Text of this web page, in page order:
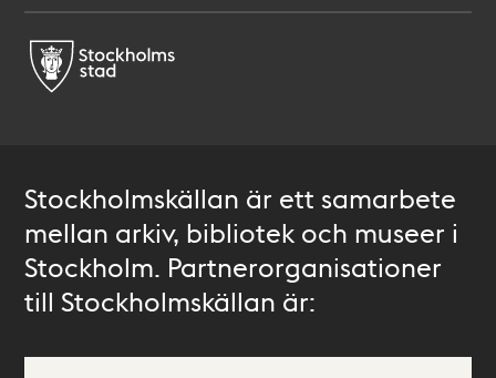
Stockholmskällan är ett samarbete
mellan arkiv, bibliotek och museer i
Stockholm. Partnerorganisationer
till Stockholmskällan är: